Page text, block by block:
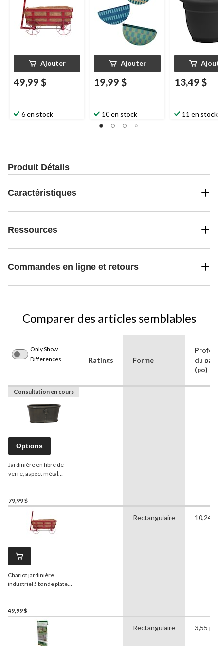
Ajouter
49,99 $
6 en stock
Ajouter
19,99 $
10 en stock
13,49 $
11 en stock
Produit Détails
Caractéristiques
Ressources
Commandes en ligne et retours
Comparer des articles semblables
Only Show
Differences
Ratings Forme
du
(po)
Consultation en cours
Options
Jardinière en fibre de
verre, aspect métal
79,99 $
- -
Chariot jardinière
industriel à bande plate
49,99 $
Rectangulaire 10,24
Rectangulaire 3,55 po